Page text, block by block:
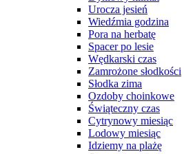
Urocza jesień
Wiedźmia godzina
Pora na herbatę
Spacer po lesie
Wędkarski czas
Zamrożone słodkości
Słodka zima
Ozdoby choinkowe
Świąteczny czas
Cytrynowy miesiąc
Lodowy miesiąc
Idziemy na plażę